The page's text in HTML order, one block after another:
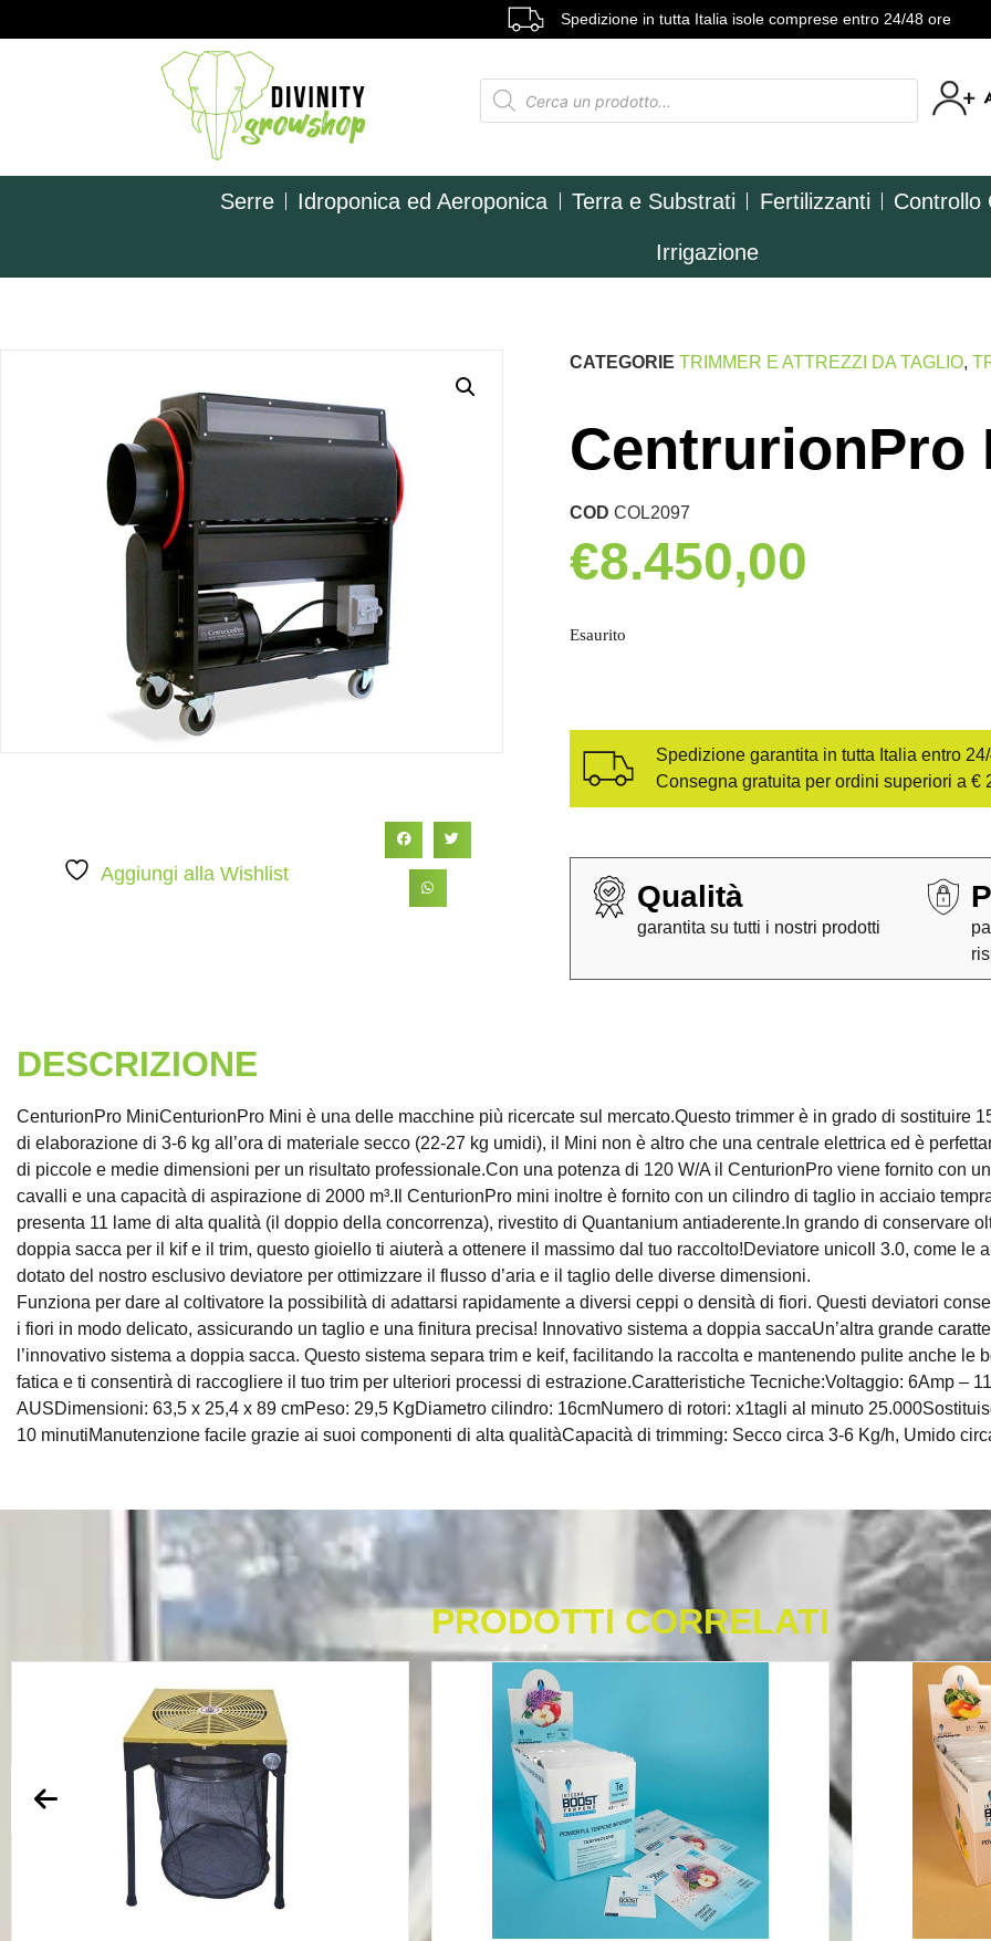
Spedizione in tutta Italia isole comprese entro 24/48 ore
Serre Idroponica ed Aeroponica Terra e Substrati Fertilizzanti Controllo
Irrigazione
Aggiungi alla Wishlist
CATEGORIE TRIMMER E ATTREZZI DA TAGLIO,
CentrurionPro
CODCOL2097
€8.450,00
Esaurito
Spedizione garantita in tutta Italia entro
Consegna gratuita per ordini superiori a €
Qualità
garantita su tutti i nostri prodotti
DESCRIZIONE
CenturionPro MiniCenturionPro Mini è una delle macchine più ricercate sul mercato.Questo trimmer è in grado di sostituire
di elaborazione di 3-6 kg all’ora di materiale secco (22-27 kg umidi), il Mini non è altro che una centrale elettrica ed è
di piccole e medie dimensioni per un risultato professionale.Con una potenza di 120 W/A il CenturionPro viene fornito con
cavalli e una capacità di aspirazione di 2000 m³.Il CenturionPro mini inoltre è fornito con un cilindro di taglio in acciaio
presenta 11 lame di alta qualità (il doppio della concorrenza), rivestito di Quantanium antiaderente.In grando di conservare
doppia sacca per il kif e il trim, questo gioiello ti aiuterà a ottenere il massimo dal tuo raccolto!Deviatore unicoIl 3.0, come le
dotato del nostro esclusivo deviatore per ottimizzare il flusso d’aria e il taglio delle diverse dimensioni.
Funziona per dare al coltivatore la possibilità di adattarsi rapidamente a diversi ceppi o densità di fiori. Questi deviatori
i fiori in modo delicato, assicurando un taglio e una finitura precisa! Innovativo sistema a doppia saccaUn’altra grande
l’innovativo sistema a doppia sacca. Questo sistema separa trim e keif, facilitando la raccolta e mantenendo pulite anche le
fatica e ti consentirà di raccogliere il tuo trim per ulteriori processi di estrazione.Caratteristiche Tecniche:Voltaggio: 6Amp –
AUSDimensioni: 63,5 x 25,4 x 89 cmPeso: 29,5 KgDiametro cilindro: 16cmNumero di rotori: x1tagli al minuto
10 minutiManutenzione facile grazie ai suoi componenti di alta qualitàCapacità di trimming: Secco circa 3-6 Kg/h, Umido
PRODOTTI CORRELATI